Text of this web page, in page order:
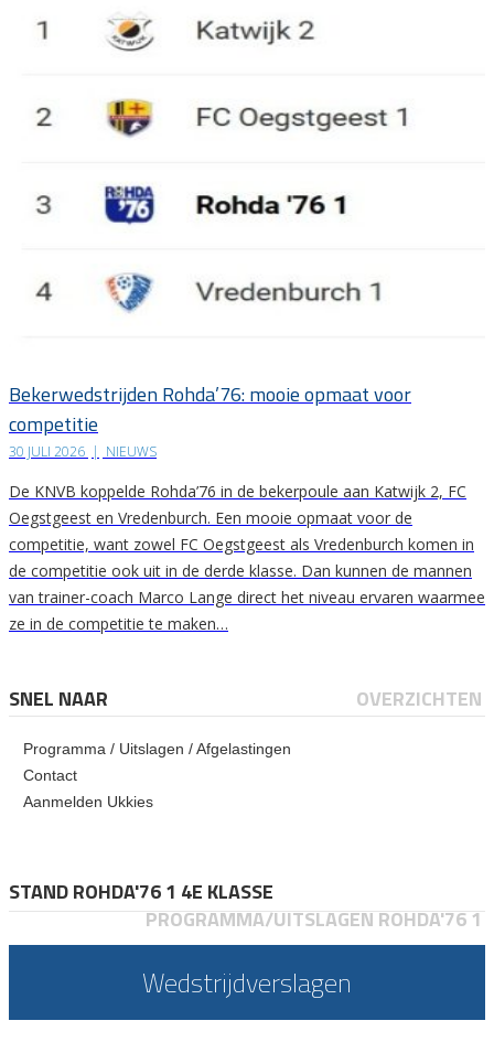
Bekerwedstrijden Rohda’76: mooie opmaat voor
competitie
30 JULI 2026 | NIEUWS
De KNVB koppelde Rohda’76 in de bekerpoule aan Katwijk 2, FC
Oegstgeest en Vredenburch. Een mooie opmaat voor de
competitie, want zowel FC Oegstgeest als Vredenburch komen in
de competitie ook uit in de derde klasse. Dan kunnen de mannen
van trainer-coach Marco Lange direct het niveau ervaren waarmee
ze in de competitie te maken…
SNEL NAAR OVERZICHTEN
Programma / Uitslagen / Afgelastingen
Contact
Aanmelden Ukkies
STAND ROHDA'76 1 4E KLASSE
PROGRAMMA/UITSLAGEN ROHDA'76 1
Wedstrijdverslagen